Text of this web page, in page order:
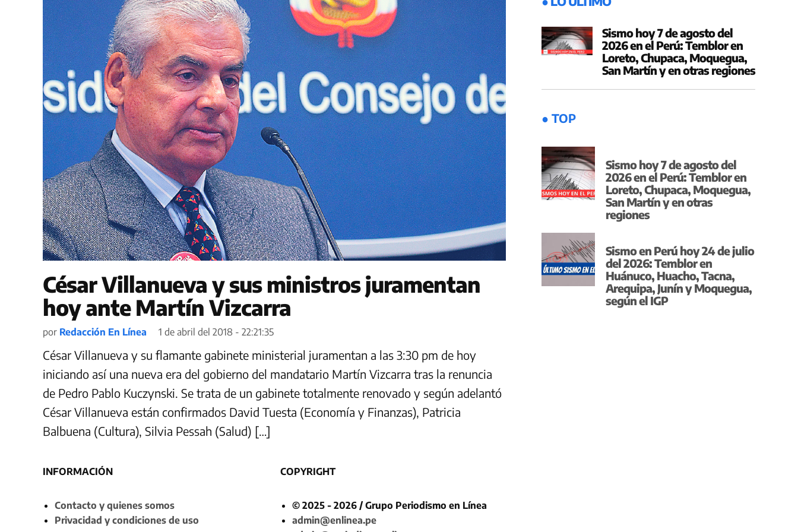
César Villanueva y sus ministros juramentan
hoy ante Martín Vizcarra
por Redacción En Línea 1 de abril del 2018 - 22:21:35
César Villanueva y su flamante gabinete ministerial juramentan a las 3:30 pm de hoy
iniciando así una nueva era del gobierno del mandatario Martín Vizcarra tras la renuncia
de Pedro Pablo Kuczynski. Se trata de un gabinete totalmente renovado y según adelantó
César Villanueva están confirmados David Tuesta (Economía y Finanzas), Patricia
Balbuena (Cultura), Silvia Pessah (Salud) […]
Sismo hoy 7 de agosto del
2026 en el Perú: Temblor en
Loreto, Chupaca, Moquegua,
San Martín y en otras regiones
● TOP
Sismo hoy 7 de agosto del
2026 en el Perú: Temblor en
Loreto, Chupaca, Moquegua,
San Martín y en otras
regiones
Sismo en Perú hoy 24 de julio
del 2026: Temblor en
Huánuco, Huacho, Tacna,
Arequipa, Junín y Moquegua,
según el IGP
INFORMACIÓN
Contacto y quienes somos
Privacidad y condiciones de uso
COPYRIGHT
© 2025 - 2026 / Grupo Periodismo en Línea
admin@enlinea.pe